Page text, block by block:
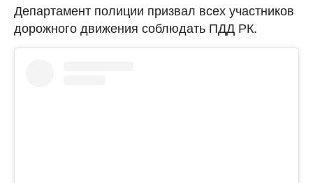
Департамент полиции призвал всех участников
дорожного движения соблюдать ПДД РК.